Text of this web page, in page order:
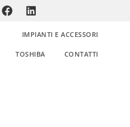
IMPIANTI E ACCESSORI
TOSHIBA CONTATTI